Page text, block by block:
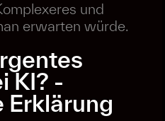
und
erwarten würde.
KI? -
Erklärung